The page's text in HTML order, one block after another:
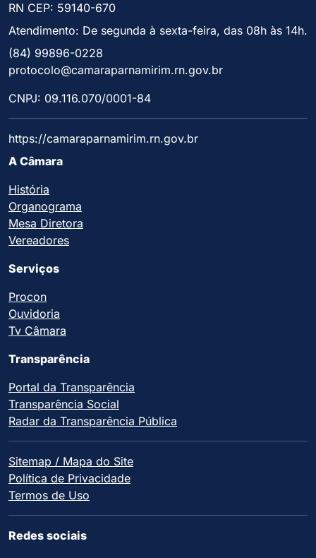
RN CEP: 59140-670
Atendimento: De segunda à sexta-feira, das 08h às 14h.
(84) 99896-0228
protocolo@camaraparnamirim.rn.gov.br
CNPJ: 09.116.070/0001-84
https://camaraparnamirim.rn.gov.br
A Câmara
História
Organograma
Mesa Diretora
Vereadores
Serviços
Procon
Ouvidoria
Tv Câmara
Transparência
Portal da Transparência
Transparência Social
Radar da Transparência Pública
Sitemap / Mapa do Site
Política de Privacidade
Termos de Uso
Redes sociais